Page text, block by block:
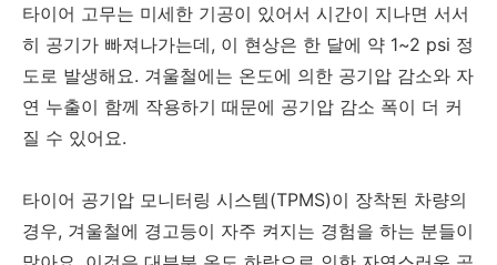
타이어 고무는 미세한 기공이 있어서 시간이 지나면 서서
히 공기가 빠져나가는데, 이 현상은 한 달에 약 1~2 psi 정
도로 발생해요. 겨울철에는 온도에 의한 공기압 감소와 자
연 누출이 함께 작용하기 때문에 공기압 감소 폭이 더 커
질 수 있어요.
타이어 공기압 모니터링 시스템(TPMS)이 장착된 차량의
경우, 겨울철에 경고등이 자주 켜지는 경험을 하는 분들이